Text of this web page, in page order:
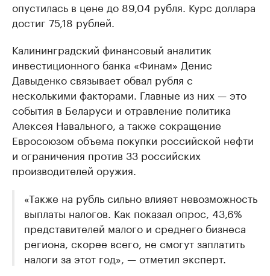
опустилась в цене до 89,04 рубля. Курс доллара
достиг 75,18 рублей.
Калининградский финансовый аналитик
инвестиционного банка «Финам» Денис
Давыденко связывает обвал рубля с
несколькими факторами. Главные из них — это
события в Беларуси и отравление политика
Алексея Навального, а также сокращение
Евросоюзом объема покупки российской нефти
и ограничения против 33 российских
производителей оружия.
«Также на рубль сильно влияет невозможность
выплаты налогов. Как показал опрос, 43,6%
представителей малого и среднего бизнеса
региона, скорее всего, не смогут заплатить
налоги за этот год», — отметил эксперт.